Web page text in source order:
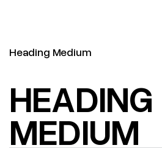
Heading Medium
HEADING
MEDIUM